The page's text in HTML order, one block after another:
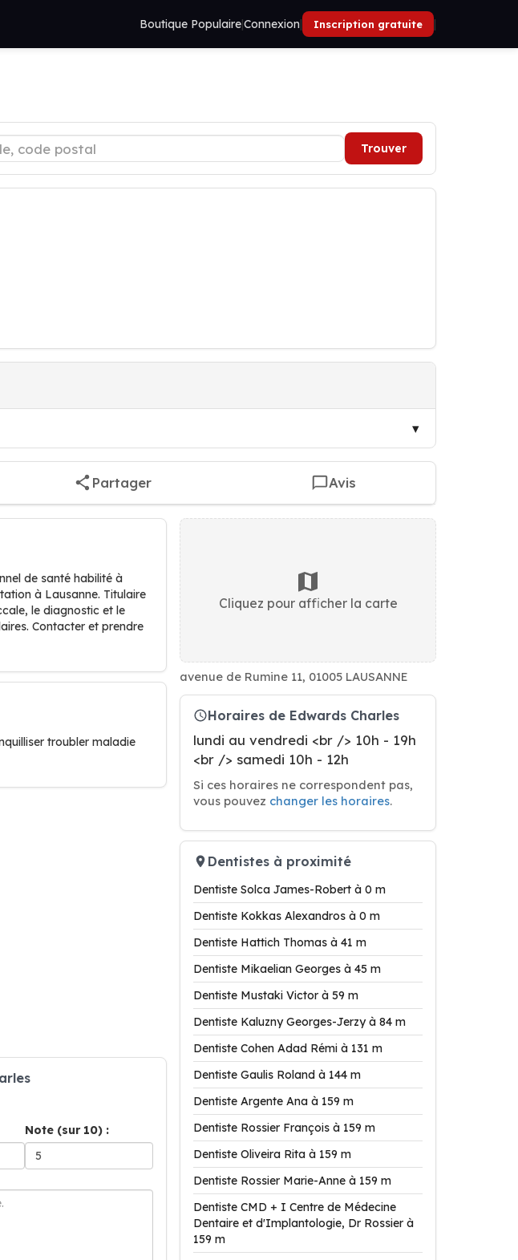
Boutique Populaire|Connexion| Inscription gratuite |
Trouver
Partager Avis
de santé habilité à
à Lausanne. Titulaire
le diagnostic et le
Contacter et prendre
troubler maladie
Note (sur 10) :
Cliquez pour afficher la carte
avenue de Rumine 11, 01005 LAUSANNE
Horaires de Edwards Charles
lundi au vendredi <br /> 10h - 19h
<br /> samedi 10h - 12h
Si ces horaires ne correspondent pas,
vous pouvez changer les horaires.
Dentistes à proximité
Dentiste Solca James-Robert à 0 m
Dentiste Kokkas Alexandros à 0 m
Dentiste Hattich Thomas à 41 m
Dentiste Mikaelian Georges à 45 m
Dentiste Mustaki Victor à 59 m
Dentiste Kaluzny Georges-Jerzy à 84 m
Dentiste Cohen Adad Rémi à 131 m
Dentiste Gaulis Roland à 144 m
Dentiste Argente Ana à 159 m
Dentiste Rossier François à 159 m
Dentiste Oliveira Rita à 159 m
Dentiste Rossier Marie-Anne à 159 m
Dentiste CMD + I Centre de Médecine
Dentaire et d'Implantologie, Dr Rossier à
159 m